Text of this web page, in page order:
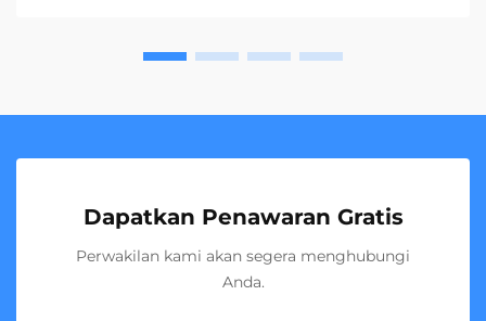
Dapatkan Penawaran Gratis
Perwakilan kami akan segera menghubungi
Anda.